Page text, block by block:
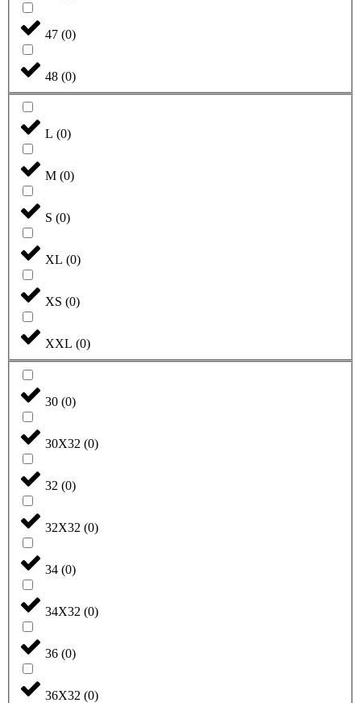
47 (0)
48 (0)
L (0)
M (0)
S (0)
XL (0)
XS (0)
XXL (0)
30 (0)
30X32 (0)
32 (0)
32X32 (0)
34 (0)
34X32 (0)
36 (0)
36X32 (0)